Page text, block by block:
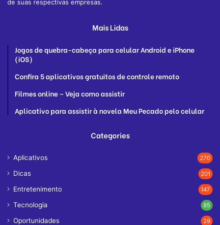
de suas respectivas empresas.
Mais Lidas
Jogos de quebra-cabeça para celular Android e iPhone
(iOS)
Confira 5 aplicativos gratuitos de controle remoto
Filmes online – Veja como assistir
Aplicativo para assistir à novela Meu Pecado pelo celular
Categories
Aplicativos 270
Dicas 201
Entretenimento 147
Tecnologia 85
Oportunidades 29